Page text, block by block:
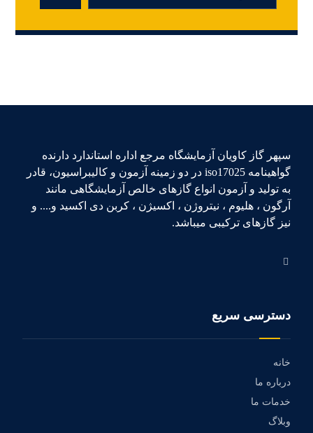
سپهر گاز کاویان آزمایشگاه مرجع اداره استاندارد دارنده
گواهینامه iso17025 در دو زمینه آزمون و کالیبراسیون، قادر
به تولید و آزمون انواع گازهای خالص آزمایشگاهی مانند
آرگون ، هلیوم ، نیتروژن ، اکسیژن ، کربن دی اکسید و.... و
نیز گازهای ترکیبی میباشد.
دسترسی سریع
خانه
درباره ما
خدمات ما
وبلاگ